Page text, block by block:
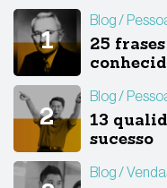
Blog
25
Blog
13
sucesso
Blog